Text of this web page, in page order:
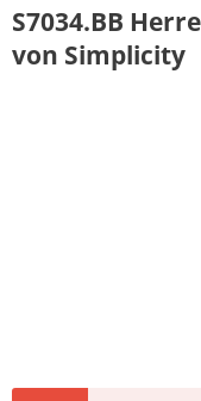
S7034.BB
von Simplicity